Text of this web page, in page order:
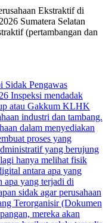
Ekstraktif di
Sumatera Selatan
(pertambangan dan